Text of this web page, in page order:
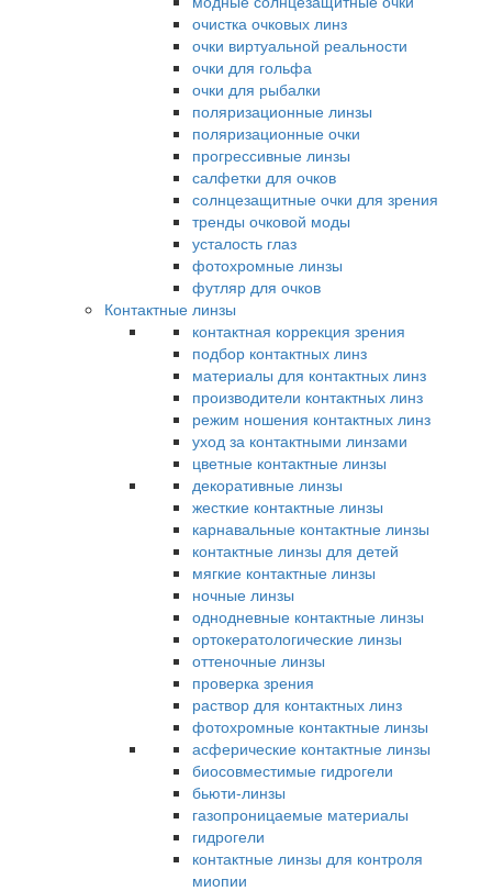
очистка очковых линз
очки виртуальной реальности
очки для гольфа
очки для рыбалки
поляризационные линзы
поляризационные очки
прогрессивные линзы
салфетки для очков
солнцезащитные очки для зрения
тренды очковой моды
усталость глаз
фотохромные линзы
футляр для очков
Контактные линзы
контактная коррекция зрения
подбор контактных линз
материалы для контактных линз
производители контактных линз
режим ношения контактных линз
уход за контактными линзами
цветные контактные линзы
декоративные линзы
жесткие контактные линзы
карнавальные контактные линзы
контактные линзы для детей
мягкие контактные линзы
ночные линзы
однодневные контактные линзы
ортокератологические линзы
оттеночные линзы
проверка зрения
раствор для контактных линз
фотохромные контактные линзы
асферические контактные линзы
биосовместимые гидрогели
бьюти-линзы
газопроницаемые материалы
гидрогели
контактные линзы для контроля
миопии